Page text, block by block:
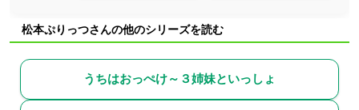
松本ぷりっつさんの他のシリーズを読む
うちはおっぺけ～３姉妹といっしょ